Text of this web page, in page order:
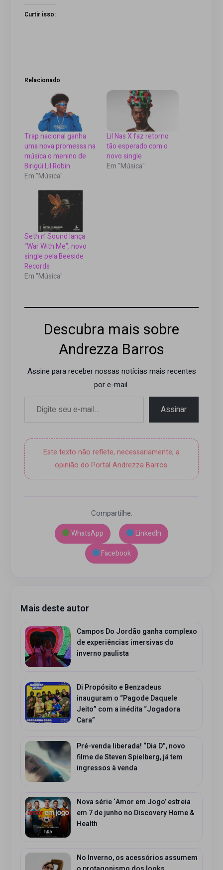
Curtir isso:
Relacionado
Trap nacional ganha
uma nova promessa na
música o menino de
Birigüi Lil Robin
Em "Música"
Lil Nas X faz retorno
tão esperado com o
novo single
Em "Música"
Seth n’ Sound lança
“War With Me”, novo
single pela Beeside
Records
Em "Música"
Descubra mais sobre
Andrezza Barros
Assine para receber nossas notícias mais recentes
por e-mail.
Assinar
Este texto não reflete, necessariamente, a
opinião do Portal Andrezza Barros.
Compartilhe:
WhatsApp
LinkedIn
Facebook
Mais deste autor
Campos Do Jordão ganha complexo
de experiências imersivas do
inverno paulista
Di Propósito e Benzadeus
inauguram o “Pagode Daquele
Jeito” com a inédita “Jogadora
Cara”
Pré-venda liberada! “Dia D”, novo
filme de Steven Spielberg, já tem
ingressos à venda
Nova série ‘Amor em Jogo’ estreia
em 7 de junho no Discovery Home &
Health
No Inverno, os acessórios assumem